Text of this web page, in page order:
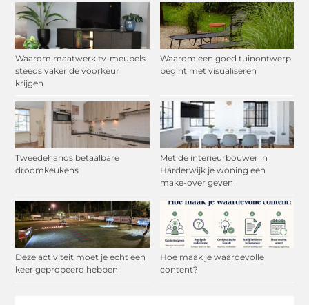
Waarom maatwerk tv-meubels
steeds vaker de voorkeur
krijgen
Waarom een goed tuinontwerp
begint met visualiseren
Tweedehands betaalbare
droomkeukens
Met de interieurbouwer in
Harderwijk je woning een
make-over geven
Deze activiteit moet je echt een
keer geprobeerd hebben
Hoe maak je waardevolle
content?